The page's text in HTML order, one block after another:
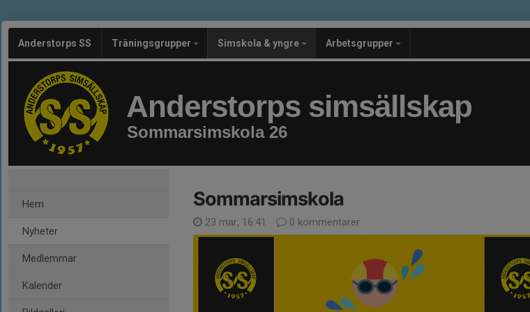
Anderstorps SS Träningsgrupper Simskola & yngre Arbetsgrupper
Anderstorps simsällskap
Sommarsimskola 26
Hem
Nyheter
Medlemmar
Kalender
Sommarsimskola
23 mar, 16:41 0 kommentarer